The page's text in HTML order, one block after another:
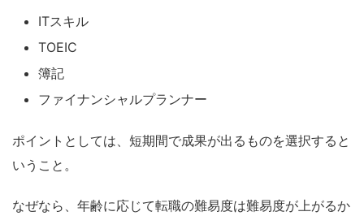
ITスキル
TOEIC
簿記
ファイナンシャルプランナー
ポイントとしては、短期間で成果が出るものを選択すると
いうこと。
なぜなら、年齢に応じて転職の難易度は難易度が上がるか